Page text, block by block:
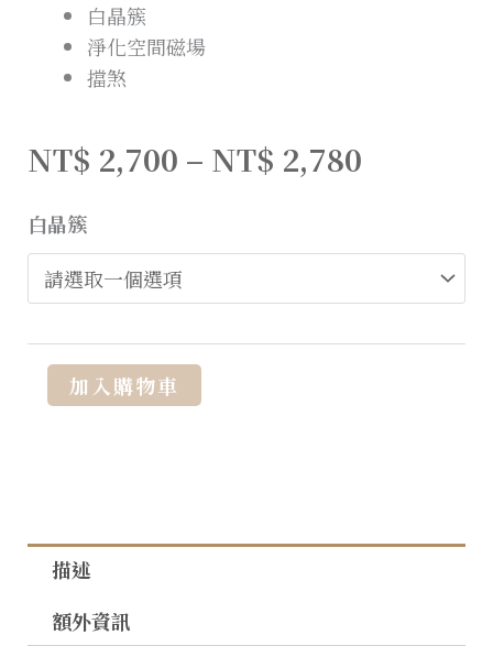
白晶簇
淨化空間磁場
擋煞
NT$ 2,700 – NT$ 2,780
白晶簇
加入購物車
描述
額外資訊